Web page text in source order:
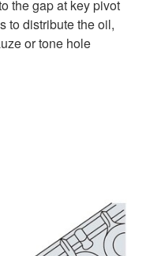
the gap at key pivot
to distribute the oil,
or tone hole